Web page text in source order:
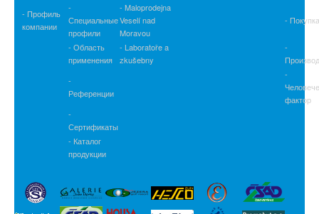
- Профиль
компании
-
Специальные
профили
- Maloprodejna
Veselí nad
Moravou
- Покупка
- Область
применения
- Laboratoře a
zkušebny
-
-
Референции
-
фактор
-
Сертификаты
- Каталог
продукции